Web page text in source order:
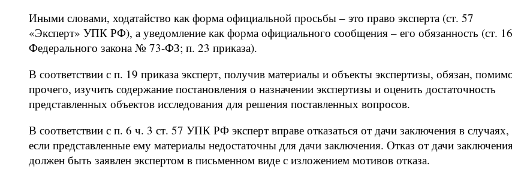
Иными словами, ходатайство как форма официальной просьбы – это право эксперта (ст. 57
«Эксперт» УПК РФ), а уведомление как форма официального сообщения – его обязанность (ст.
Федерального закона № 73-ФЗ; п. 23 приказа).
В соответствии с п. 19 приказа эксперт, получив материалы и объекты экспертизы, обязан,
прочего, изучить содержание постановления о назначении экспертизы и оценить достаточность
представленных объектов исследования для решения поставленных вопросов.
В соответствии с п. 6 ч. 3 ст. 57 УПК РФ эксперт вправе отказаться от дачи заключения в случаях,
если представленные ему материалы недостаточны для дачи заключения. Отказ от дачи
должен быть заявлен экспертом в письменном виде с изложением мотивов отказа.